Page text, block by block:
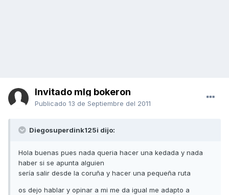
Invitado mlg bokeron
Publicado 13 de Septiembre del 2011
Diegosuperdink125i dijo:
Hola buenas pues nada queria hacer una kedada y nada
haber si se apunta alguien
sería salir desde la coruña y hacer una pequeña ruta
os dejo hablar y opinar a mi me da igual me adapto a